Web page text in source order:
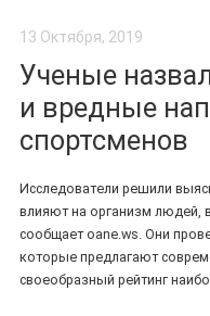
13 Октября, 2019
Ученые
и вредные
спортсменов
Исследователи решили
влияют на организм людей,
сообщает oane.ws. Они
которые предлагают
своеобразный рейтинг